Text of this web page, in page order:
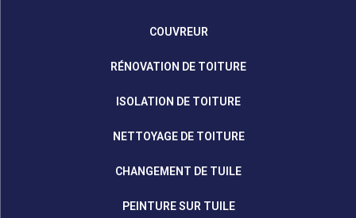
COUVREUR
RÉNOVATION DE TOITURE
ISOLATION DE TOITURE
NETTOYAGE DE TOITURE
CHANGEMENT DE TUILE
PEINTURE SUR TUILE